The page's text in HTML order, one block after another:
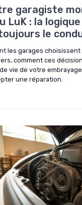
garagiste
LuK : la
le
les garages choisissent
comment ces
vie de votre
une réparation.